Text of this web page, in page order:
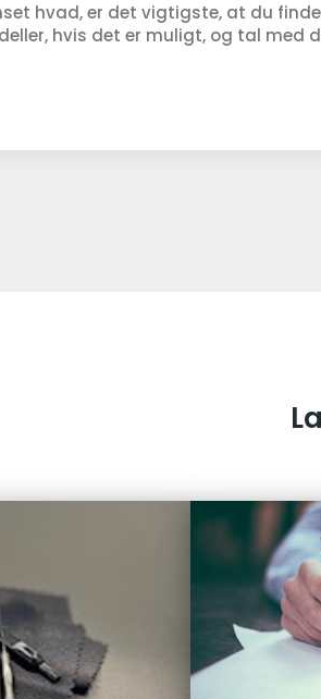
hvad, er det vigtigste, at du
hvis det er muligt, og tal med